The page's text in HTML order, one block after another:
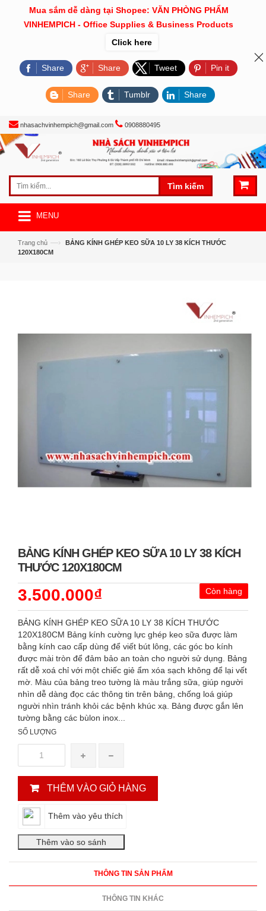
nhasachvinhempich@gmail.com 0908880495
Tìm kiếm
MENU
Trang chủ —›
BẢNG KÍNH GHÉP KEO SỮA 10 LY 38 KÍCH THƯỚC
120X180CM
BẢNG KÍNH GHÉP KEO SỮA 10 LY 38 KÍCH
THƯỚC 120X180CM
Còn hàng
3.500.000₫
BẢNG KÍNH GHÉP KEO SỮA 10 LY 38 KÍCH THƯỚC
120X180CM Bảng kính cường lực ghép keo sữa được làm
bằng kính cao cấp dùng để viết bút lông, các góc bo kính
được mài tròn để đảm bảo an toàn cho người sử dụng. Bảng
rất dễ xoá chỉ với một chiếc giẻ ẩm xóa sạch không để lại vết
mờ. Màu của bảng treo tường là màu trắng sữa, giúp người
nhìn dễ dàng đọc các thông tin trên bảng, chống loá giúp
người nhìn tránh khỏi các bệnh khúc xạ. Bảng được gắn lên
tường bằng các bùlon inox...
SỐ LƯỢNG
THÊM VÀO GIỎ HÀNG
Thêm vào yêu thích
THÔNG TIN SẢN PHẨM
THÔNG TIN KHÁC
Mua sắm dễ dàng tại Shopee: VĂN PHÒNG PHẨM
VINHEMPICH - Office Supplies & Business Products
Click here
Share Share Tweet Pin it
Share Tumblr Share